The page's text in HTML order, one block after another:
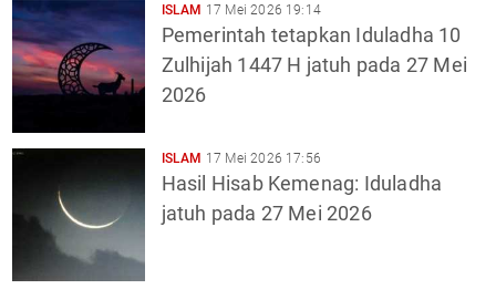
ISLAM 17 Mei 2026 19:14
Pemerintah tetapkan Iduladha 10
Zulhijah 1447 H jatuh pada 27 Mei
2026
ISLAM 17 Mei 2026 17:56
Hasil Hisab Kemenag: Iduladha
jatuh pada 27 Mei 2026